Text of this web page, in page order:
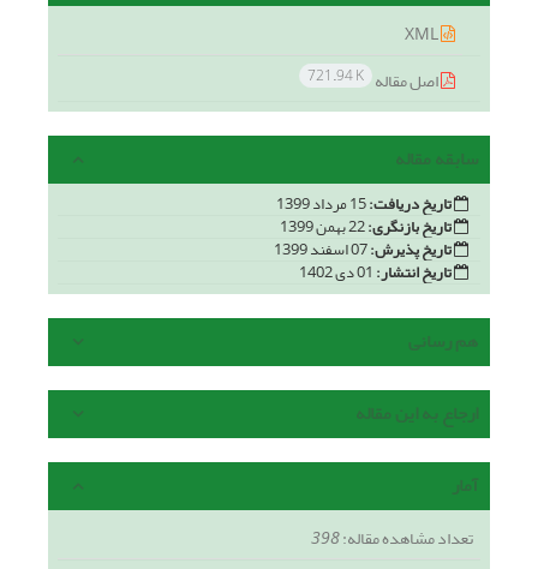
اصل مقاله 721.94 K
سابقه مقاله
تاریخ دریافت:
تاریخ بازنگری:
تاریخ پذیرش:
تاریخ انتشار:
هم رسانی
ارجاع به این مقاله
آمار
تعداد مشاهده مقاله:398